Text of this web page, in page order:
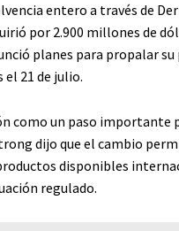
entero a través de
por 2.900 millones de
planes para propalar
21 de julio.
como un paso importante
dijo que el cambio
disponibles
regulado.